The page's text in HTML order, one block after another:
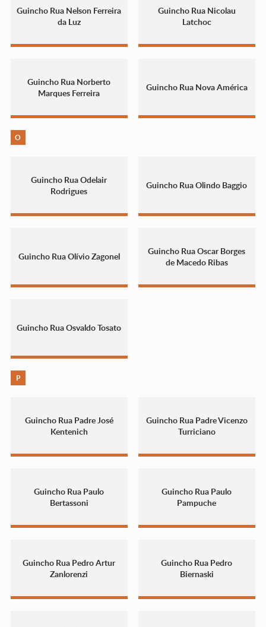
Guincho Rua Nelson Ferreira
da Luz
Guincho Rua Nicolau
Latchoc
Guincho Rua Norberto
Marques Ferreira
Guincho Rua Nova América
O
Guincho Rua Odelair
Rodrigues
Guincho Rua Olindo Baggio
Guincho Rua Olívio Zagonel
Guincho Rua Oscar Borges
de Macedo Ribas
Guincho Rua Osvaldo Tosato
P
Guincho Rua Padre José
Kentenich
Guincho Rua Padre Vicenzo
Turriciano
Guincho Rua Paulo
Bertassoni
Guincho Rua Paulo
Pampuche
Guincho Rua Pedro Artur
Zanlorenzi
Guincho Rua Pedro
Biernaski